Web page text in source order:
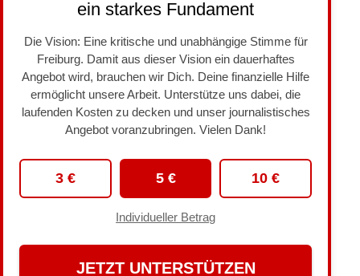
ein starkes Fundament
Die Vision: Eine kritische und unabhängige Stimme für
Freiburg. Damit aus dieser Vision ein dauerhaftes
Angebot wird, brauchen wir Dich. Deine finanzielle Hilfe
ermöglicht unsere Arbeit. Unterstütze uns dabei, die
laufenden Kosten zu decken und unser journalistisches
Angebot voranzubringen. Vielen Dank!
3 € 5 € 10 €
Individueller Betrag
JETZT UNTERSTÜTZEN